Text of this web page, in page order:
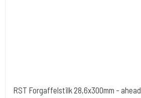
RST Forgaffelstilk 28,6x300mm - ahead